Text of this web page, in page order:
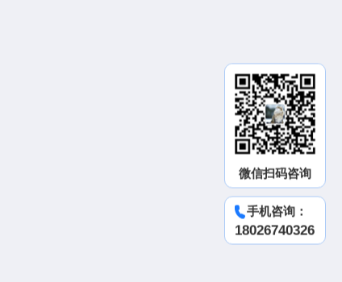
微信扫码咨询
手机咨询：
18026740326